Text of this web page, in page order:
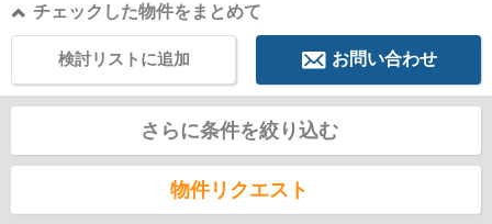
チェックした物件をまとめて
お問い合わせ
検討リストに追加
さらに条件を絞り込む
物件リクエスト